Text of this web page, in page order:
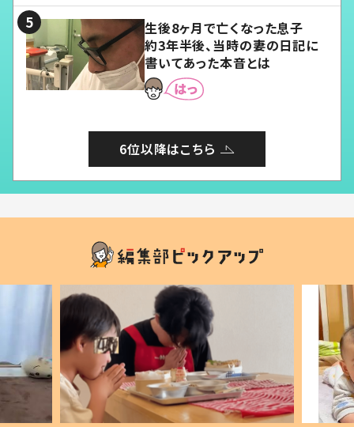
生後8ヶ月で亡くなった息子
約3年半後、当時の妻の日記に
書いてあった本音とは
6位以降はこちら